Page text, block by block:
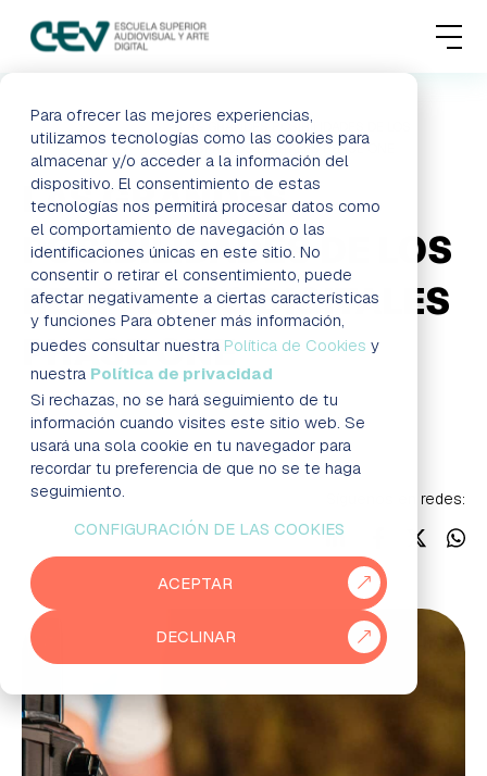
Para ofrecer las mejores experiencias,
utilizamos tecnologías como las cookies para
almacenar y/o acceder a la información del
dispositivo. El consentimiento de estas
tecnologías nos permitirá procesar datos como
el comportamiento de navegación o las
identificaciones únicas en este sitio. No
consentir o retirar el consentimiento, puede
afectar negativamente a ciertas características
y funciones Para obtener más información,
puedes consultar nuestra Política de Cookies y
nuestra Política de privacidad
Si rechazas, no se hará seguimiento de tu
información cuando visites este sitio web. Se
usará una sola cookie en tu navegador para
recordar tu preferencia de que no se te haga
seguimiento.
CONFIGURACIÓN DE LAS COOKIES
ACEPTAR
DECLINAR
MENU
FORMACIONES
ADMISIONES
ACTUALIDAD
ESCUELA
CONTACTO
RESERVAR PLAZA VISITAR ESCUELA
BLOG
EMPRESAS
PARTNERS
931 76 23 43
LAS GRANDES
POSIBILIDADES DE LOS
RESPALDOS DIGITALES
PHASE ONE
LAS GRANDES POSIBILIDADES DE LOS
RESPALDOS DIGITALES PHASE ONE
Formación a distancia Madrid
Síguenos en redes: